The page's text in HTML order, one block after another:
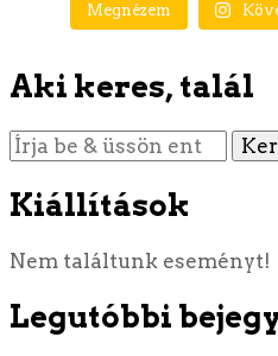
Megnézem
Aki keres, talál
Keres
valamit?
Kiállítások
Nem találtunk eseményt!
Legutóbbi